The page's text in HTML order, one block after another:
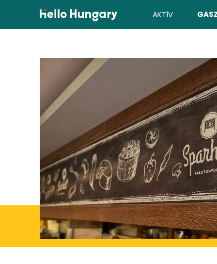
Ugrás a tartalomhoz AKTÍV